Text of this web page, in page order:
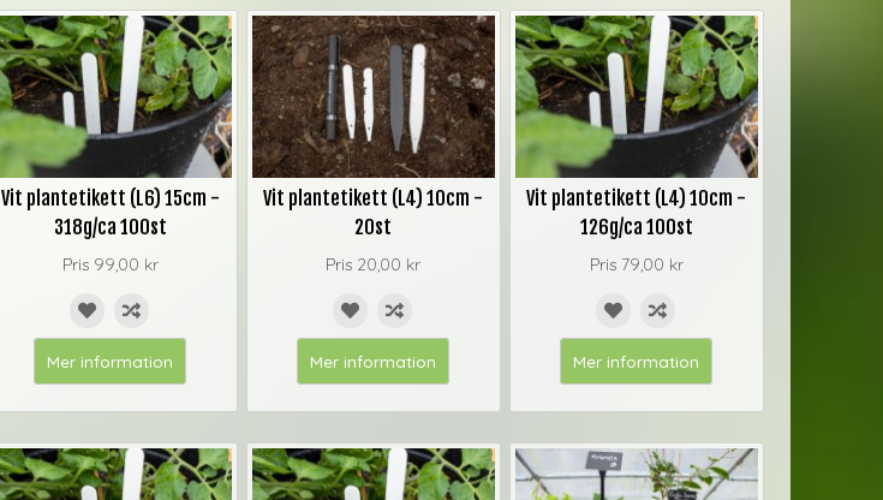
Vit plantetikett (L6) 15cm -
318g/ca 100st
Pris 99,00 kr
Mer information
Vit plantetikett (L4) 10cm -
20st
Pris 20,00 kr
Mer information
Vit plantetikett (L4) 10cm -
126g/ca 100st
Pris 79,00 kr
Mer information